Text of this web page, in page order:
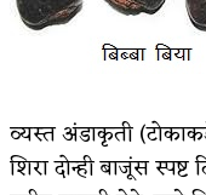
व्यस्त अंडाकृती
शिरा दोन्ही बाजूंस